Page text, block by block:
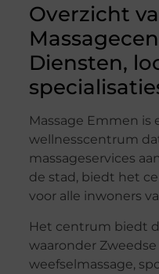
Overzicht
Diensten,
Massage Emmen is
wellnesscentrum
massageservices
de stad, biedt het
voor alle inwoners
Het centrum biedt
waaronder
weefselmassage,